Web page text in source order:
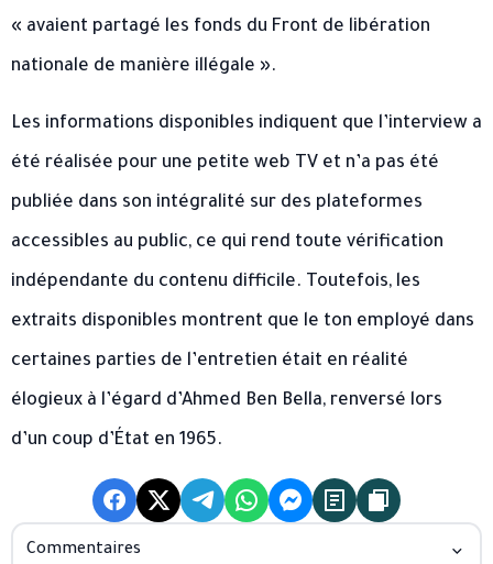
« avaient partagé les fonds du Front de libération
nationale de manière illégale ».
Les informations disponibles indiquent que l’interview a
été réalisée pour une petite web TV et n’a pas été
publiée dans son intégralité sur des plateformes
accessibles au public, ce qui rend toute vérification
indépendante du contenu difficile. Toutefois, les
extraits disponibles montrent que le ton employé dans
certaines parties de l’entretien était en réalité
élogieux à l’égard d’Ahmed Ben Bella, renversé lors
d’un coup d’État en 1965.
Commentaires